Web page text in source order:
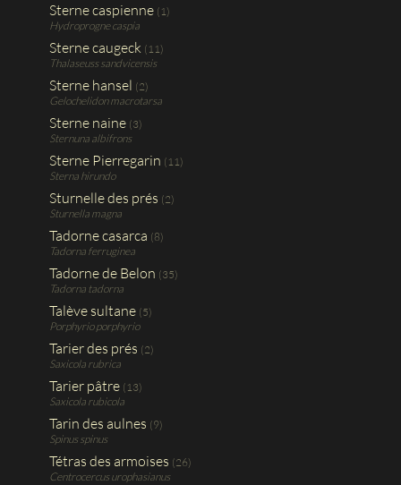
Sterne caspienne (1)
Hydroprogne caspia
Sterne caugeck (11)
Thalaseuss sandvicensis
Sterne hansel (2)
Gelochelidon macrotarsa
Sterne naine (3)
Sternuna albifrons
Sterne Pierregarin (11)
Sterna hirundo
Sturnelle des prés (2)
Sturnella magna
Tadorne casarca (8)
Tadorna ferruginea
Tadorne de Belon (35)
Tadorna tadorna
Talève sultane (5)
Porphyrio porphyrio
Tarier des prés (2)
Saxicola rubrica
Tarier pâtre (13)
Saxicola rubicola
Tarin des aulnes (9)
Spinus spinus
Tétras des armoises (26)
Centrocercus urophasianus